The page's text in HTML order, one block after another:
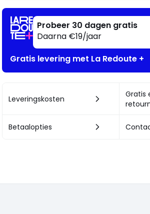
Probeer 30 dagen gratis
Daarna €19/jaar
Gratis levering met La Redoute +
Leveringskosten
Gratis
Betaalopties